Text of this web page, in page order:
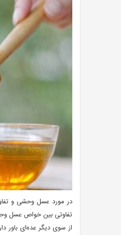
در مورد عسل وحشی و
تفاوتی بین خواص عسل
از سوی دیگر عده‌ای